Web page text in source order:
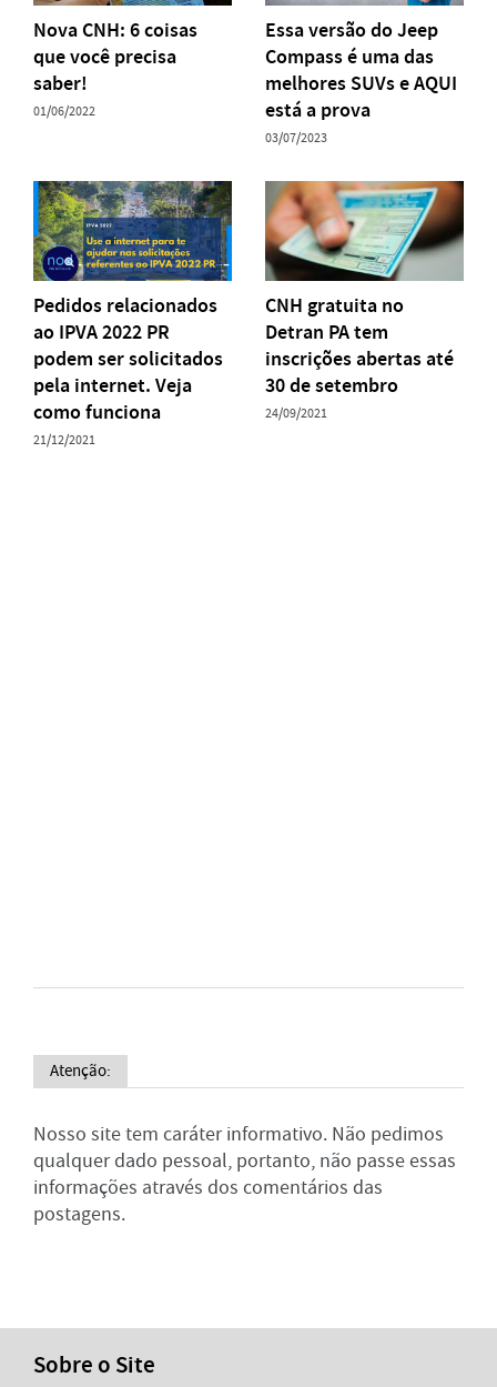
Nova CNH: 6 coisas
que você precisa
saber!
01/06/2022
Essa versão do Jeep
Compass é uma das
melhores SUVs e AQUI
está a prova
03/07/2023
Pedidos relacionados
ao IPVA 2022 PR
podem ser solicitados
pela internet. Veja
como funciona
21/12/2021
CNH gratuita no
Detran PA tem
inscrições abertas até
30 de setembro
24/09/2021
Atenção:
Nosso site tem caráter informativo. Não pedimos
qualquer dado pessoal, portanto, não passe essas
informações através dos comentários das
postagens.
Sobre o Site